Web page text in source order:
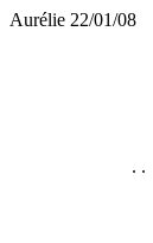
Aurélie 22/01/08
. .